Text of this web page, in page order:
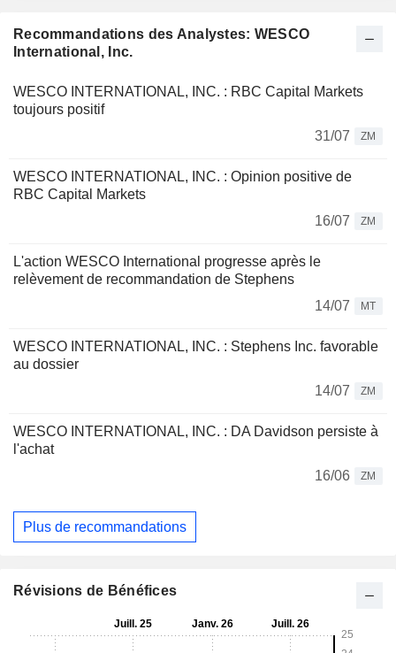
Recommandations des Analystes: WESCO
International, Inc.
WESCO INTERNATIONAL, INC. : RBC Capital Markets
toujours positif
31/07
ZM
WESCO INTERNATIONAL, INC. : Opinion positive de
RBC Capital Markets
16/07
ZM
L'action WESCO International progresse après le
relèvement de recommandation de Stephens
14/07
MT
WESCO INTERNATIONAL, INC. : Stephens Inc. favorable
au dossier
14/07
ZM
WESCO INTERNATIONAL, INC. : DA Davidson persiste à
l'achat
16/06
ZM
Plus de recommandations
Révisions de Bénéfices